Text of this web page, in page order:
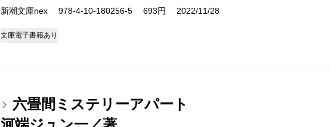
新潮文庫nex 978-4-10-180256-5 693円 2022/11/28
文庫電子書籍あり
六畳間ミステリーアパート